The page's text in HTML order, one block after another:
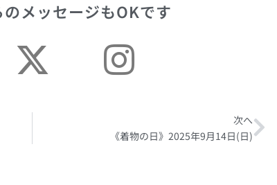
メッセージもOKです
次へ
《着物の日》2025年9月14日(日)